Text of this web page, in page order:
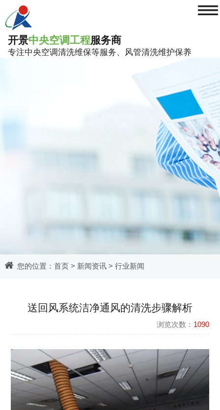
开景中央空调工程服务商
专注中央空调清洗维保等服务、风管清洗维护保养
≡
您的位置： 首页> 新闻资讯 > 行业新闻
​送回风系统洁净通风的清洗步骤解析
浏览次数： 1090